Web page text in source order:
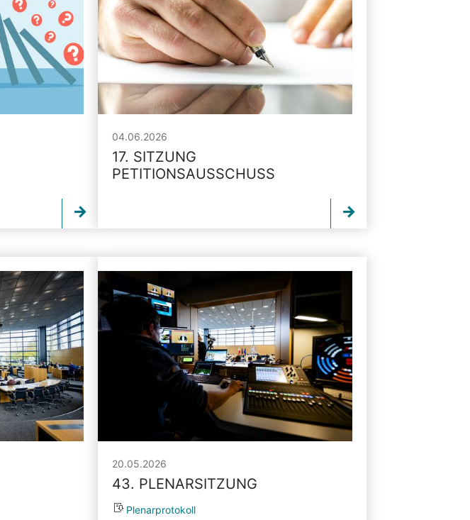
04.06.2026
17. SITZUNG
PETITIONSAUSSCHUSS
20.05.2026
43. PLENARSITZUNG
Plenarprotokoll